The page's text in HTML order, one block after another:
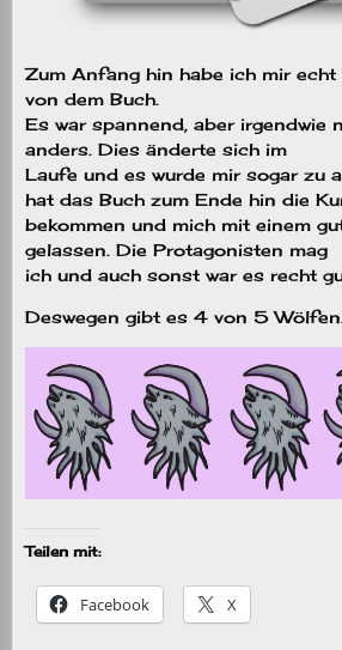
Zum Anfang hin habe ich mir echt
von dem Buch.
Es war spannend, aber irgendwie
anders. Dies änderte sich im
Laufe und es wurde mir sogar zu
hat das Buch zum Ende hin die
bekommen und mich mit einem
gelassen. Die Protagonisten mag
ich und auch sonst war es recht
Deswegen gibt es 4 von 5
Teilen mit:
Facebook X